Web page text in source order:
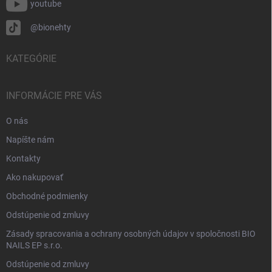
youtube
@bionehty
KATEGÓRIE
INFORMÁCIE PRE VÁS
O nás
Napíšte nám
Kontakty
Ako nakupovať
Obchodné podmienky
Odstúpenie od zmluvy
Zásady spracovania a ochrany osobných údajov v spoločnosti BIO
NAILS EP s.r.o.
Odstúpenie od zmluvy